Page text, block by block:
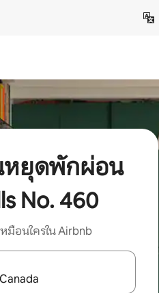
หยุดพักผ่อน
No. 460
อนใครใน Airbnb
สัมผัสหรือปัด เพื่อสำรวจผลการค้นหา